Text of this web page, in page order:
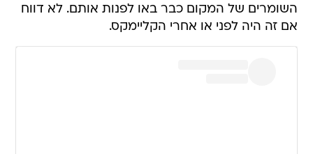
השומרים של המקום כבר באו לפנות אותם. לא דווח
אם זה היה לפני או אחרי הקליימקס.